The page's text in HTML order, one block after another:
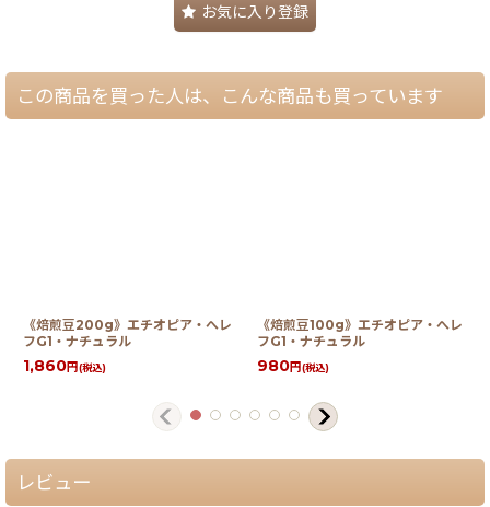
お気に入り登録
この商品を買った人は、こんな商品も買っています
《焙煎豆200g》エチオピア・へレ
フG1・ナチュラル
1,860円(税込)
《焙煎豆100g》エチオピア・へレ
フG1・ナチュラル
980円(税込)
レビュー